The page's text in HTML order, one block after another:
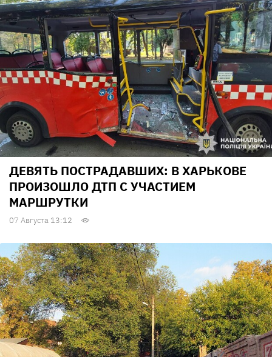
ДЕВЯТЬ ПОСТРАДАВШИХ: В ХАРЬКОВЕ
ПРОИЗОШЛО ДТП С УЧАСТИЕМ
МАРШРУТКИ
07 Августа 13:12